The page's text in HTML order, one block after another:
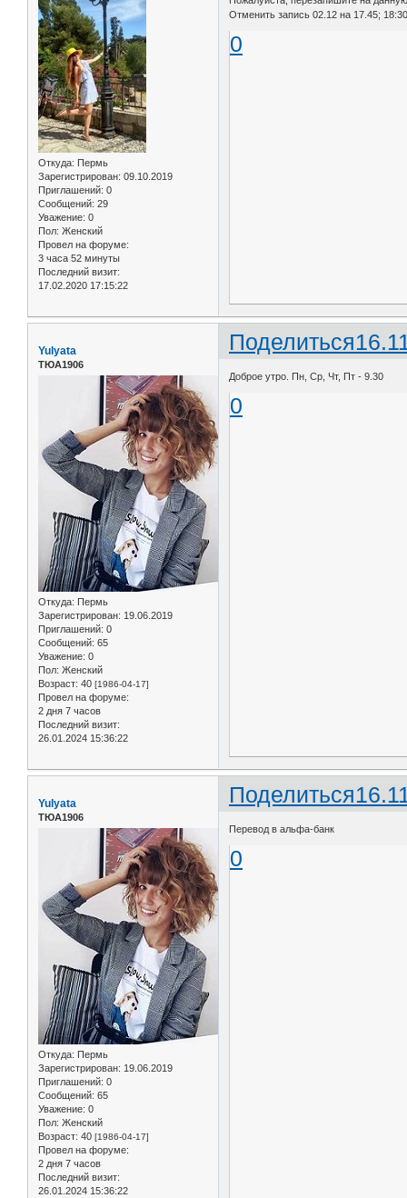
Откуда: Пермь
Зарегистрирован: 09.10.2019
Приглашений: 0
Сообщений: 29
Уважение: 0
Пол: Женский
Провел на форуме:
3 часа 52 минуты
Последний визит:
17.02.2020 17:15:22
Отменить запись 02.12 на 17.45;
0
Поделиться
Yulyata
ТЮА1906
Откуда: Пермь
Зарегистрирован: 19.06.2019
Приглашений: 0
Сообщений: 65
Уважение: 0
Пол: Женский
Возраст: 40 [1986-04-17]
Провел на форуме:
2 дня 7 часов
Последний визит:
26.01.2024 15:36:22
Доброе утро. Пн, Ср, Чт, Пт - 9.30
0
Поделиться
Yulyata
ТЮА1906
Откуда: Пермь
Зарегистрирован: 19.06.2019
Приглашений: 0
Сообщений: 65
Уважение: 0
Пол: Женский
Возраст: 40 [1986-04-17]
Провел на форуме:
2 дня 7 часов
Последний визит:
26.01.2024 15:36:22
Перевод в альфа-банк
0